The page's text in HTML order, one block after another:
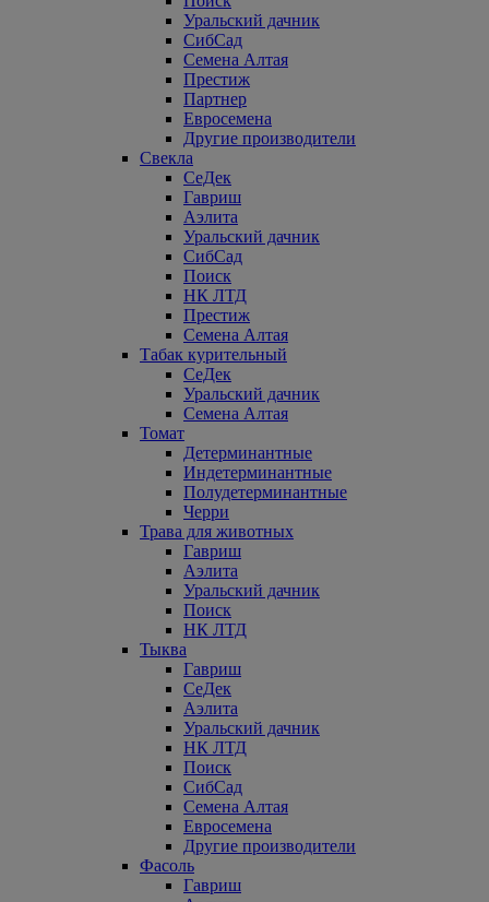
Уральский дачник
СибСад
Семена Алтая
Престиж
Партнер
Евросемена
Другие производители
Свекла
СеДек
Гавриш
Аэлита
Уральский дачник
СибСад
Поиск
НК ЛТД
Престиж
Семена Алтая
Табак курительный
СеДек
Уральский дачник
Семена Алтая
Томат
Детерминантные
Индетерминантные
Полудетерминантные
Черри
Трава для животных
Гавриш
Аэлита
Уральский дачник
Поиск
НК ЛТД
Тыква
Гавриш
СеДек
Аэлита
Уральский дачник
НК ЛТД
Поиск
СибСад
Семена Алтая
Евросемена
Другие производители
Фасоль
Гавриш